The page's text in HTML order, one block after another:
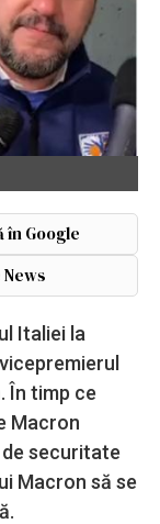
în Google
Italiei la
În timp ce
Macron
securitate
Macron să se